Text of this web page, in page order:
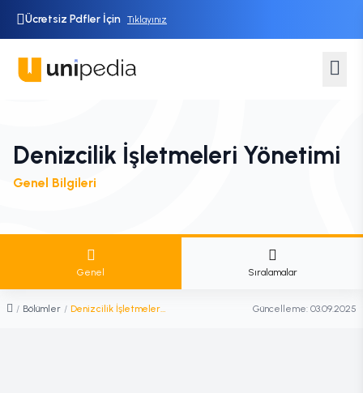
Ücretsiz Pdfler İçin Tıklayınız
Denizcilik İşletmeleri Yönetimi
Genel Bilgileri
Genel Sıralamalar
/ Bölümler / Denizcilik İşletmeleri Yönetimi Güncelleme: 03.09.2025